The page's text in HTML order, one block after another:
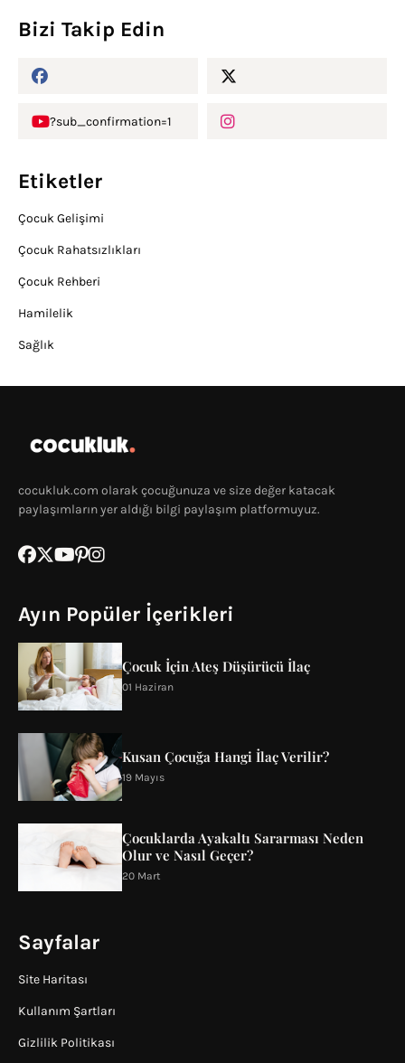
Bizi Takip Edin
?sub_confirmation=1
Etiketler
Çocuk Gelişimi
Çocuk Rahatsızlıkları
Çocuk Rehberi
Hamilelik
Sağlık
cocukluk.com olarak çocuğunuza ve size değer katacak
paylaşımların yer aldığı bilgi paylaşım platformuyuz.
Ayın Popüler İçerikleri
Çocuk İçin Ateş Düşürücü İlaç
01 Haziran
Kusan Çocuğa Hangi İlaç Verilir?
19 Mayıs
Çocuklarda Ayakaltı Sararması Neden
Olur ve Nasıl Geçer?
20 Mart
Sayfalar
Site Haritası
Kullanım Şartları
Gizlilik Politikası